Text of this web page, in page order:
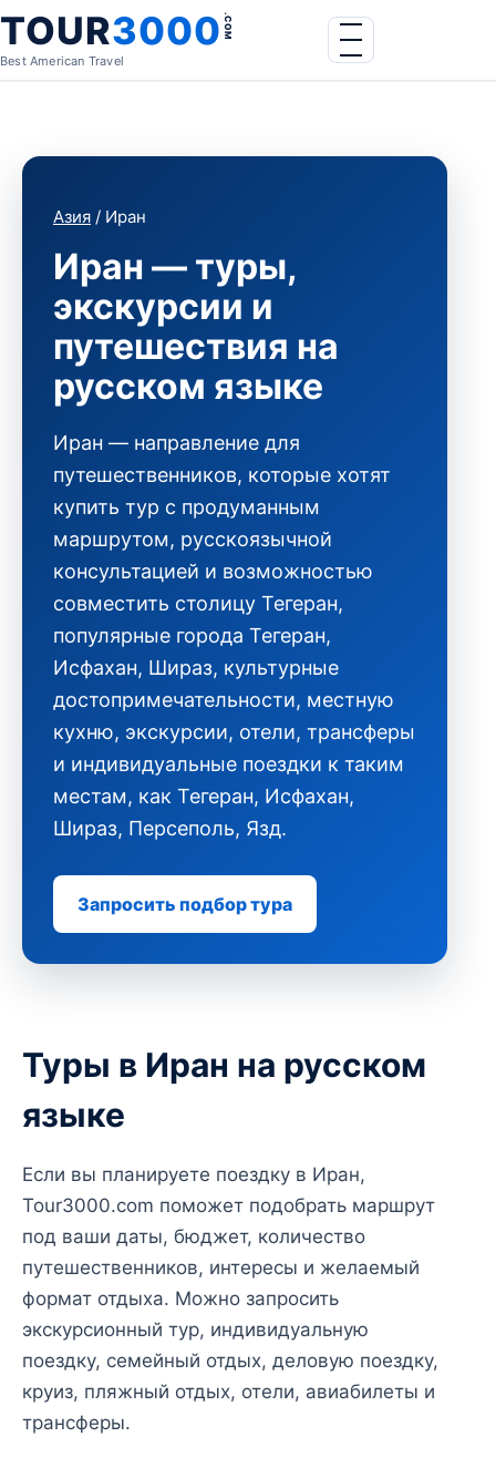
Skip to content
TOUR3000.COM
Best American Travel
Menu
Азия / Иран
Иран — туры,
экскурсии и
путешествия на
русском языке
Иран — направление для
путешественников, которые хотят
купить тур с продуманным
маршрутом, русскоязычной
консультацией и возможностью
совместить столицу Тегеран,
популярные города Тегеран,
Исфахан, Шираз, культурные
достопримечательности, местную
кухню, экскурсии, отели, трансферы
и индивидуальные поездки к таким
местам, как Тегеран, Исфахан,
Шираз, Персеполь, Язд.
Запросить подбор тура
Туры в Иран на русском
языке
Если вы планируете поездку в Иран,
Tour3000.com поможет подобрать маршрут
под ваши даты, бюджет, количество
путешественников, интересы и желаемый
формат отдыха. Можно запросить
экскурсионный тур, индивидуальную
поездку, семейный отдых, деловую поездку,
круиз, пляжный отдых, отели, авиабилеты и
трансферы.